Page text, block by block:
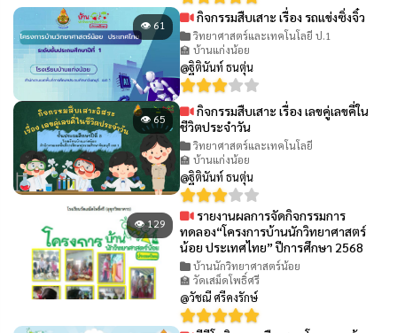
👁 61 กิจกรรมสืบเสาะ เรื่อง รถแข่งซิ่งจิ๋ว
วิทยาศาสตร์และเทคโนโลยี ป.1
🏫 บ้านแก่งน้อย
@ฐิตินันท์ ธนตุ่น
👁 65
กิจกรรมสืบเสาะ เรื่อง เลขคู่เลขคี่ใน
ชีวิตประจำวัน
วิทยาศาสตร์และเทคโนโลยี
🏫 บ้านแก่งน้อย
@ฐิตินันท์ ธนตุ่น
👁 129
รายงานผลการจัดกิจกรรมการ
ทดลอง“โครงการบ้านนักวิทยาศาสตร์
น้อย ประเทศไทย” ปีการศึกษา 2568
บ้านนักวิทยาศาสตร์น้อย
🏫 วัดเสม็ดโพธิ์ศรี
@วัชณี ศรีคงรักษ์